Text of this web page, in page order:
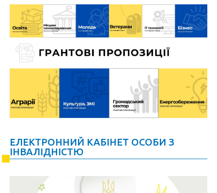
ЕЛЕКТРОННИЙ КАБІНЕТ ОСОБИ З
ІНВАЛІДНІСТЮ